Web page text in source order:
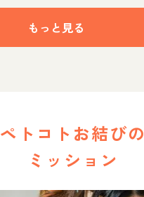
もっと見る
ペトコトお結びの
ミッション